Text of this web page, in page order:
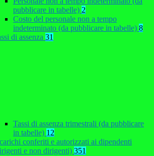
pubblicare in tabelle) 2
Costo del personale non a tempo
indeterminato (da pubblicare in tabelle) 8
di assenza 31
Tassi di assenza trimestrali (da pubblicare
in tabelle) 12
conferiti e autorizzati ai dipendenti
e non dirigenti) 351